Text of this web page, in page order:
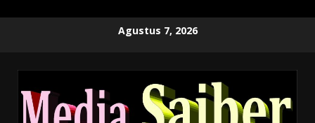
Agustus 7, 2026